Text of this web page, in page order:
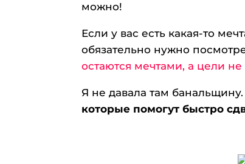
можно!
Если у вас есть какая-то
обязательно нужно
остаются мечтами, а цели не
Я не давала там банальщину.
которые помогут быстро